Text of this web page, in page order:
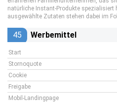
natürliche Instant-Produkte
ausgewählte Zutaten stehen dabei im
45 Werbemittel
Start
Stornoquote
Cookie
Freigabe
Mobil-Landingpage